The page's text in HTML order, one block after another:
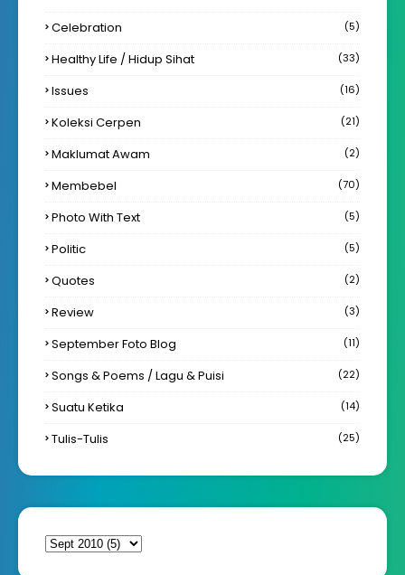
Celebration (5)
Healthy Life / Hidup Sihat (33)
Issues (16)
Koleksi Cerpen (21)
Maklumat Awam (2)
Membebel (70)
Photo With Text (5)
Politic (5)
Quotes (2)
Review (3)
September Foto Blog (11)
Songs & Poems / Lagu & Puisi (22)
Suatu Ketika (14)
Tulis-Tulis (25)